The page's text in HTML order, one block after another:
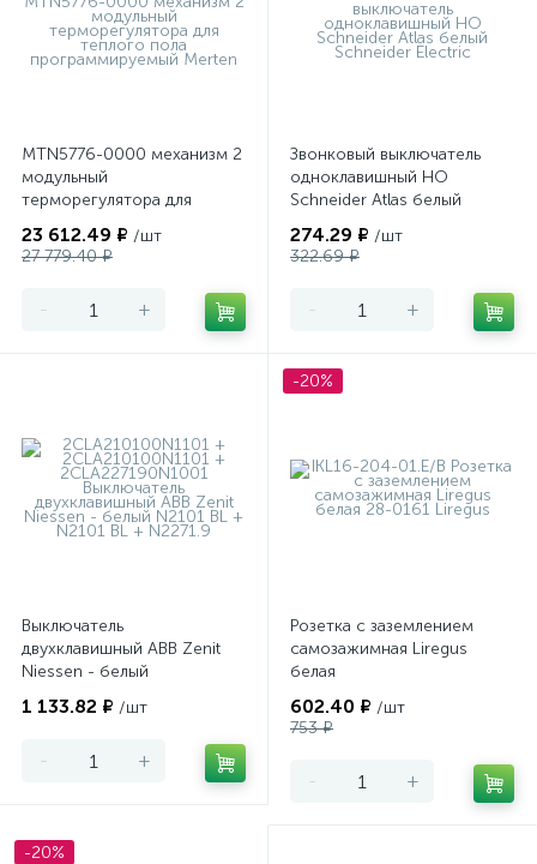
MTN5776-0000 механизм 2
модульный
терморегулятора для
программируемый Merten
23 612.49 ₽ /шт
27 779.40 ₽
- +
Звонковый выключатель
одноклавишный НО
Schneider Atlas белый
274.29 ₽ /шт
322.69 ₽
- +
Выключатель
двухклавишный ABB Zenit
Niessen - белый
1 133.82 ₽ /шт
- +
-20%
Розетка с заземлением
самозажимная Liregus
белая
602.40 ₽ /шт
753 ₽
- +
-20%